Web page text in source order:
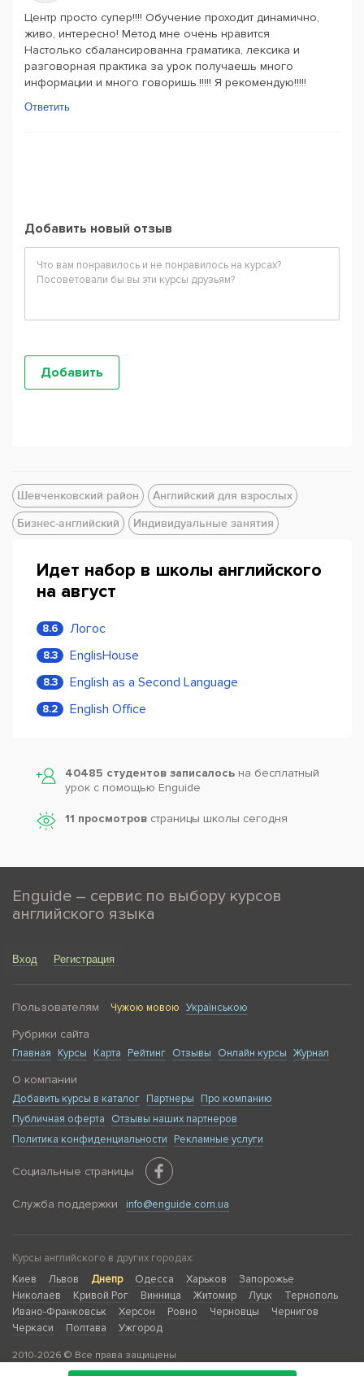
Центр просто супер!!!! Обучение проходит динамично,
живо, интересно! Метод мне очень нравится
Настолько сбалансированна граматика, лексика и
разговорная практика за урок получаешь много
информации и много говоришь.!!!!! Я рекомендую!!!!!
Ответить
Добавить новый отзыв
Шевченковский район
Английский для взрослых
Бизнес-английский
Индивидуальные занятия
Идет набор в школы английского
на август
8.6 Логос
8.3 EnglisHouse
8.3 English as a Second Language
8.2 English Office
40485 студентов записалось на бесплатный
урок с помощью Enguide
11 просмотров страницы школы сегодня
Enguide – сервис по выбору курсов
английского языка
Вход Регистрация
Пользователям Чужою мовою Українською
Рубрики сайта
Главная Курсы Карта Рейтинг Отзывы Онлайн курсы Журнал
О компании
Добавить курсы в каталог Партнеры
Про компанию
Публичная оферта
Отзывы наших партнеров
Политика конфиденциальности
Рекламные услуги
Социальные страницы
Служба поддержки info@enguide.com.ua
Курсы английского в других городах:
Киев
Львов Днепр Одесса Харьков
Запорожье
Николаев
Кривой Рог Винница Житомир Луцк
Тернополь
Ивано-Франковськ
Херсон Ровно Черновцы
Чернигов
Черкаси
Полтава Ужгород
2010-2026 © Все права защищены